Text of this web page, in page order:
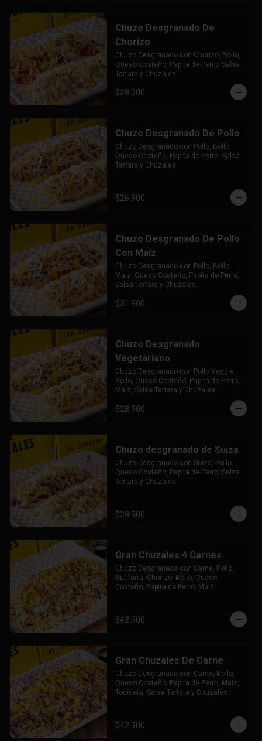
Chuzo Desgranado De
Chorizo
Chuzo Desgranado con Chorizo, Bollo,
Queso Costeño, Papita de Perro, Salsa
Tartara y Chuzales.
$28.900
Chuzo Desgranado De Pollo
Chuzo Desgranado con Pollo, Bollo,
Queso Costeño, Papita de Perro, Salsa
Tartara y Chuzales.
$26.900
Chuzo Desgranado De Pollo
Con Maíz
Chuzo Desgranado con Pollo, Bollo,
Maíz, Queso Costeño, Papita de Perro,
Salsa Tartara y Chuzales.
$31.900
Chuzo Desgranado
Vegetariano
Chuzo Desgranado con Pollo Veggie,
Bollo, Queso Costeño, Papita de Perro,
Maiz, Salsa Tartara y Chuzales.
$28.900
Chuzo desgranado de Suiza
Chuzo Desgranado con Suiza, Bollo,
Queso Costeño, Papita de Perro, Salsa
Tartara y Chuzales.
$28.900
Gran Chuzales 4 Carnes
Chuzo Desgranado con Carne, Pollo,
Butifarra, Chorizo, Bollo, Queso
Costeño, Papita de Perro, Maiz,
$42.900
Gran Chuzales De Carne
Chuzo Desgranado con Carne, Bollo,
Queso Costeño, Papita de Perro, Maiz,
Tocineta, Salsa Tartara y Chuzales.
$42.900